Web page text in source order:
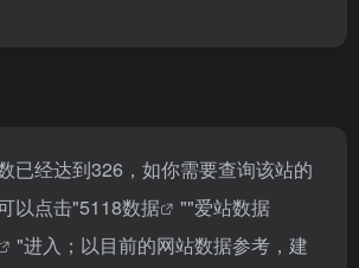
已经达到326，如你需要查询该站的
以点击"5118数据 ""爱站数据
"进入；以目前的网站数据参考，建